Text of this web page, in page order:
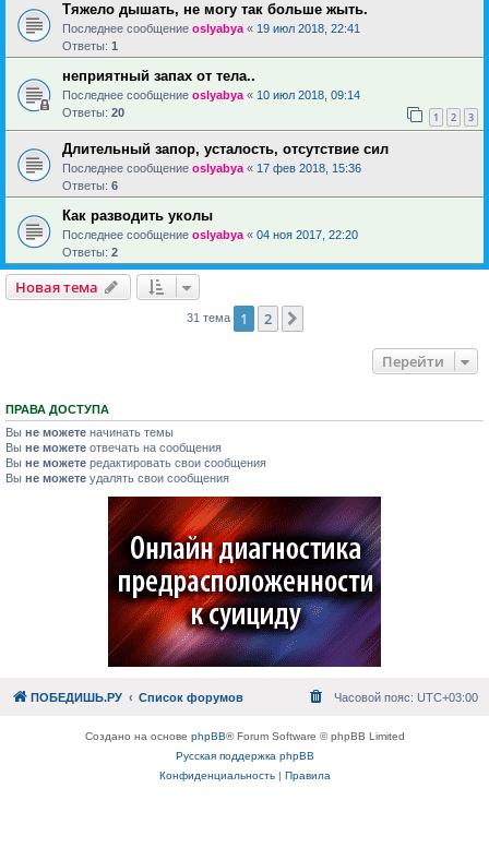
Тяжело дышать, не могу так больше жыть.
Последнее сообщение oslyabya « 19 июл 2018, 22:41
Ответы: 1
неприятный запах от тела..
Последнее сообщение oslyabya « 10 июл 2018, 09:14
Ответы: 20 1 2 3
Длительный запор, усталость, отсутствие сил
Последнее сообщение oslyabya « 17 фев 2018, 15:36
Ответы: 6
Как разводить уколы
Последнее сообщение oslyabya « 04 ноя 2017, 22:20
Ответы: 2
Новая тема
31 тема 1 2
Перейти
ПРАВА ДОСТУПА
Вы не можете начинать темы
Вы не можете отвечать на сообщения
Вы не можете редактировать свои сообщения
Вы не можете удалять свои сообщения
ПОБЕДИШЬ.РУ Список форумов Часовой пояс: UTC+03:00
Создано на основе phpBB® Forum Software © phpBB Limited
Русская поддержка phpBB
Конфиденциальность| Правила